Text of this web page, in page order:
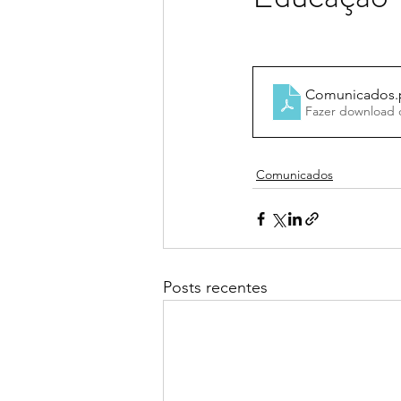
Comunicados
Fazer download
Comunicados
Posts recentes